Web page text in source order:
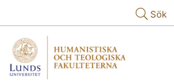
Sök